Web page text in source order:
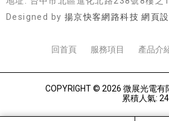
Designed by 揚京快客網路科技 網頁
回首頁 服務項目 產品介
累積人氣: